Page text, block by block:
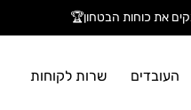
את כוחות הבטחון🏆
העובדים שרות לקוחות